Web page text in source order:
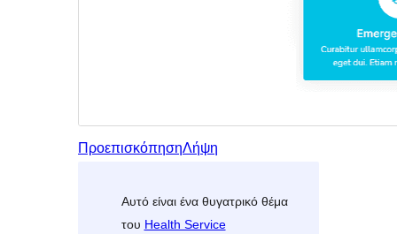
ΠροεπισκόπησηΛήψη
Αυτό είναι ένα θυγατρικό θέμα
του Health Service